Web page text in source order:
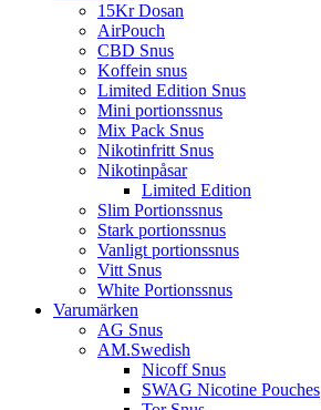
15Kr Dosan
AirPouch
CBD Snus
Koffein snus
Limited Edition Snus
Mini portionssnus
Mix Pack Snus
Nikotinfritt Snus
Nikotinpåsar
Limited Edition
Slim Portionssnus
Stark portionssnus
Vanligt portionssnus
Vitt Snus
White Portionssnus
Varumärken
AG Snus
AM.Swedish
Nicoff Snus
SWAG Nicotine Pouches